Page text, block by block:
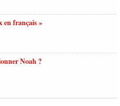
en français »
Noah ?